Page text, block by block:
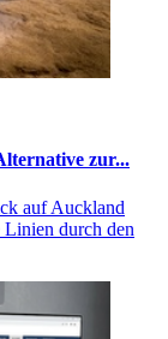
zur...
auf Auckland
Linien durch den